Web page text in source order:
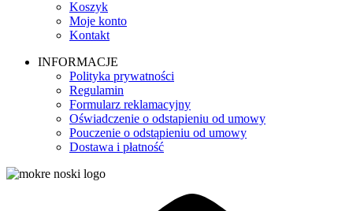
Koszyk
Moje konto
Kontakt
INFORMACJE
Polityka prywatności
Regulamin
Formularz reklamacyjny
Oświadczenie o odstapieniu od umowy
Pouczenie o odstąpieniu od umowy
Dostawa i płatność